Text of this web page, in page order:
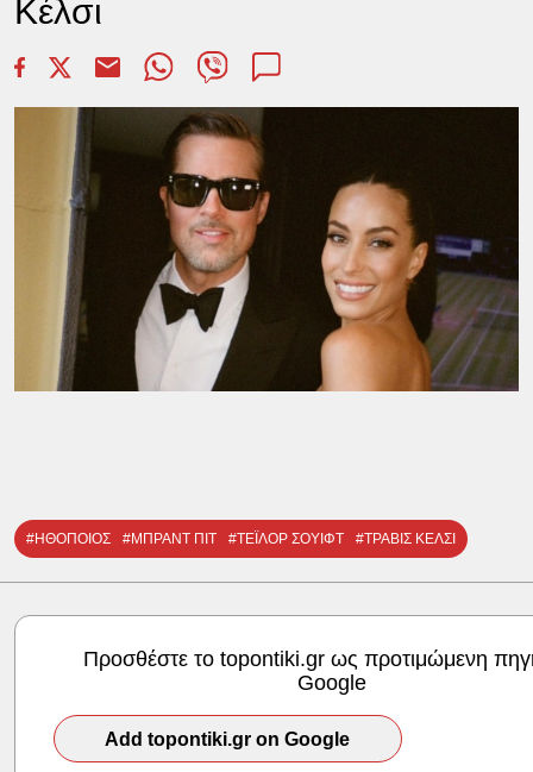
Κέλσι
#ΗΘΟΠΟΙΟΣ #ΜΠΡΑΝΤ ΠΙΤ #ΤΕΪΛΟΡ ΣΟΥΙΦΤ #ΤΡΑΒΙΣ ΚΕΛΣΙ
Προσθέστε το topontiki.gr ως προτιμώμενη
Google
Add topontiki.gr on Google